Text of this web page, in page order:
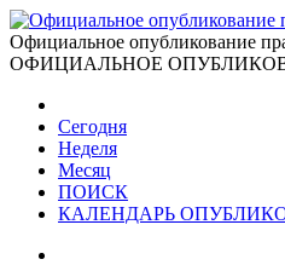
Официальное опубликование
ОФИЦИАЛЬНОЕ
Сегодня
Неделя
Месяц
ПОИСК
КАЛЕНДАРЬ